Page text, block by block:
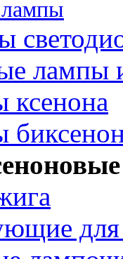
лампы
ксенона
для